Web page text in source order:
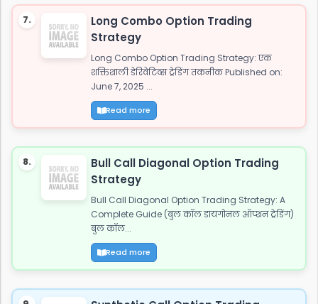
7.
Long Combo Option Trading
Strategy
Long Combo Option Trading Strategy: एक
शक्तिशाली डेरिवेटिव्स ट्रेडिंग तकनीक Published on:
June 7, 2025 ...
Read more
8.
Bull Call Diagonal Option Trading
Strategy
Bull Call Diagonal Option Trading Strategy: A
Complete Guide (बुल कॉल डायगोनल ऑप्शन ट्रेडिंग)
बुल कॉल...
Read more